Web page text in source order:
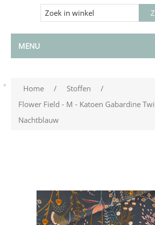
MENU
Home / Stoffen
/
Flower Field - M - Katoen Gabardine
Nachtblauw